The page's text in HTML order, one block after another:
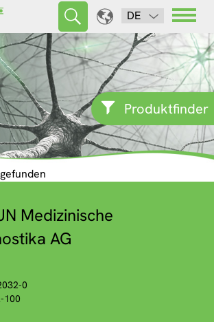
DE
Produktfinder
Medizinische
AG
0
100